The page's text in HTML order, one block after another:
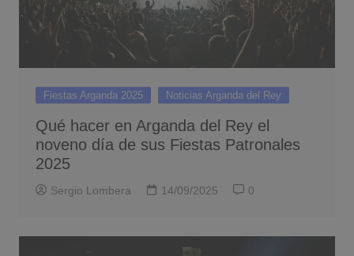
Fiestas Arganda 2025 Noticias Arganda del Rey
Qué hacer en Arganda del Rey el
noveno día de sus Fiestas Patronales
2025
Sergio Lombera 14/09/2025 0